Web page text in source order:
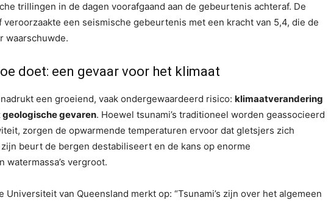
trillingen in de dagen voorafgaand aan de gebeurtenis achteraf. De
een seismische gebeurtenis met een kracht van 5,4, die de
waarschuwde.
doet: een gevaar voor het klimaat
een groeiend, vaak ondergewaardeerd risico: klimaatverandering
gevaren. Hoewel tsunami’s traditioneel worden geassocieerd
zorgen de opwarmende temperaturen ervoor dat gletsjers zich
beurt de bergen destabiliseert en de kans op enorme
watermassa’s vergroot.
Universiteit van Queensland merkt op: “Tsunami’s zijn over het algemeen